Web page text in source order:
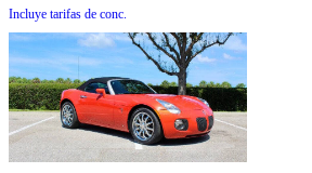
Incluye tarifas de conc.